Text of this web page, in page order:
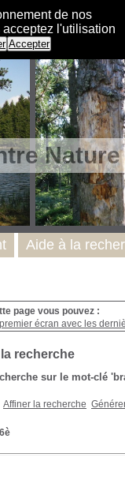
de nos
l'utilisation
Accepter
page vous pouvez :
écran avec les
recherche
sur le mot-clé
Affiner la recherche
Aide à la